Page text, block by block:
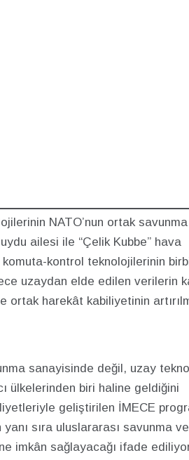
NATO’nun ortak savunma
ailesi ile “Çelik Kubbe” hava
kontrol teknolojilerinin
uzaydan elde edilen verilerin
ortak harekât kabiliyetinin
sanayisinde değil, uzay
ülkelerinden biri haline geldiğini
geliştirilen İMECE
sıra uluslararası savunma ve
imkân sağlayacağı ifade